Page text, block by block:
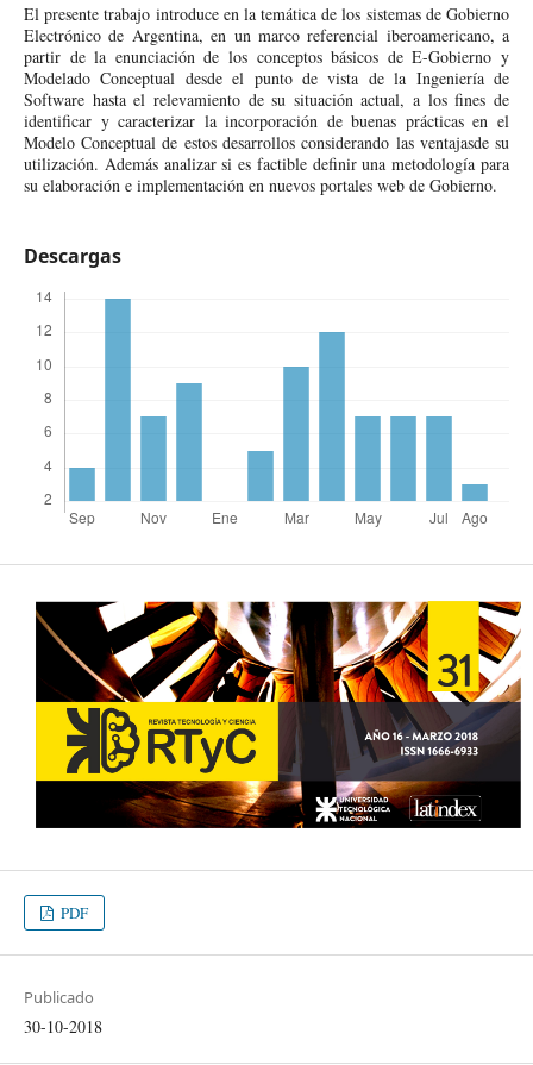
El presente trabajo introduce en la temática de los sistemas de Gobierno
Electrónico de Argentina, en un marco referencial iberoamericano, a
partir de la enunciación de los conceptos básicos de E-Gobierno y
Modelado Conceptual desde el punto de vista de la Ingeniería de
Software hasta el relevamiento de su situación actual, a los fines de
identificar y caracterizar la incorporación de buenas prácticas en el
Modelo Conceptual de estos desarrollos considerando las ventajasde su
utilización. Además analizar si es factible definir una metodología para
su elaboración e implementación en nuevos portales web de Gobierno.
Descargas
PDF
Publicado
30-10-2018